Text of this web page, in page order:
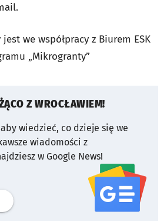
we współpracy z Biurem ESK
„Mikrogranty”
Z WROCŁAWIEM!
wiedzieć, co dzieje się we
wiadomości z
w Google News!
profil serwisu